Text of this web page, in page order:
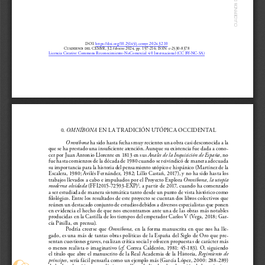
DOI: https://doi.org/10.25145/j.cemyr.2024.32.10
Cuadernos del CEMyR, 32; febrero 2024, pp. 197-216; ISSN: e-2530-8378
Licencia Creative Commons Reconocimiento-NoComercial 4.0 Internacional (CC BY-NC-SA)
0. OMNÍBONA EN LA TR ADICIÓN UTÓPICA OCCIDENTAL
Omníbona ha sido hasta fechas muy recientes una obra casi desconocida a la
que se ha prestado una insuficiente atención. Aunque su existencia fue dada a cono-
cer por Juan Antonio Llorente en 1813 en sus Anales de la Inquisición de España , no
fue hasta comienzos de la década de 1980 cuando se reivindicó de manera adecuada
su importancia para la historia del pensamiento utópico e hispánico (Martínez de la
Escalera, 1980; Avilés Fernández, 1982; Lillo Castañ, 2017), y no ha sido hasta los
trabajos llevados a cabo e impulsados por el Proyecto Explora Omníbona, la utopía
moderna olvidada (FFI2015-72593-EXP)1, a partir de 2017, cuando ha comenzado
a ser estudiada de manera sistemática tanto desde un punto de vista histórico como
filológico. Entre los resultados de este proyecto se cuentan dos libros colectivos que
reúnen un destacado conjunto de estudios debidos a diversos especialistas que ponen
en evidencia el hecho de que nos encontramos ante una de las obras más notables
producidas en la Castilla de los tiempos del emperador Carlos V (Vega, 2018; Gar-
cía Pinilla, en prensa).
Podría creerse que Omníbona, en la forma manuscrita en que nos ha lle-
gado, es una más de tantas obras políticas de la España del Siglo de Oro que pre-
sentan cuestiones graves, realizan crítica social y ofrecen propuestas de carácter más
o menos realista o imaginativo (cf. Correa Calderón, 1981: 45-183). O, siguiendo
el título que abre el manuscrito de la Real Academia de la Historia, Regimiento de
príncipes , sería fácil pensarla como un ejemplo más (García López, 2000: 288-289)